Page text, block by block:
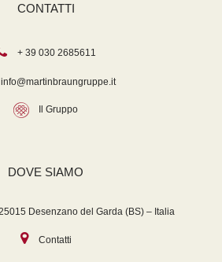
CONTATTI
+ 39 030 2685611
info@martinbraungruppe.it
Il Gruppo
DOVE SIAMO
Desenzano del Garda (BS) – Italia
Contatti